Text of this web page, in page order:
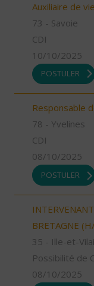
Auxiliaire de
73 - Savoie
CDI
10/10/2025
POSTULER
Responsable
78 - Yvelines
CDI
08/10/2025
POSTULER
BRETAGNE
35 - Ille-et-
Possibilité de
08/10/2025